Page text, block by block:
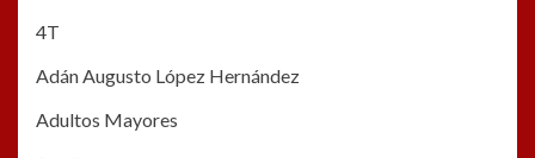
4T
Adán Augusto López Hernández
Adultos Mayores